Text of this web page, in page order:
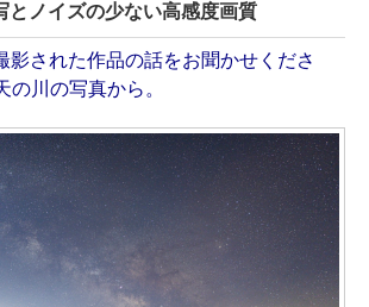
とノイズの少ない高感度画質
された作品の話をお聞かせくださ
の川の写真から。